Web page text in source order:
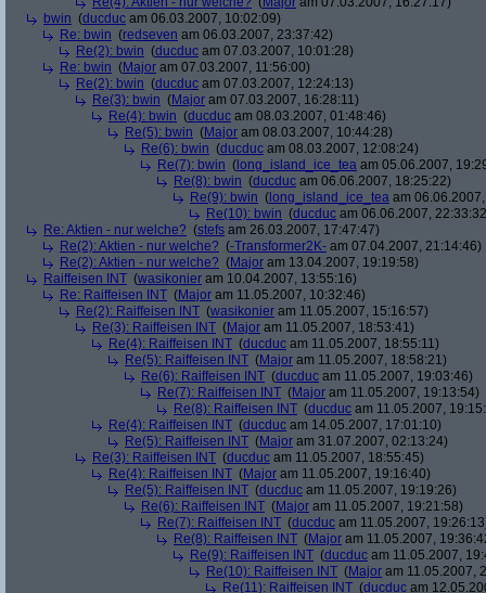
bwin (ducduc am 06.03.2007, 10:02:09)
Re: bwin (redseven am 06.03.2007, 23:37:42)
Re(2): bwin (ducduc am 07.03.2007, 10:01:28)
Re: bwin (Major am 07.03.2007, 11:56:00)
Re(2): bwin (ducduc am 07.03.2007, 12:24:13)
Re(3): bwin (Major am 07.03.2007, 16:28:11)
Re(4): bwin (ducduc am 08.03.2007, 01:48:46)
Re(5): bwin (Major am 08.03.2007, 10:44:28)
Re(6): bwin (ducduc am 08.03.2007, 12:08:24)
Re(7): bwin ( long_island_ice_tea am 05.06.2007,
Re(8): bwin (ducduc am 06.06.2007, 18:25:22)
Re(9): bwin ( long_island_ice_tea am
Re(10): bwin (ducduc am 06.06.2007,
Re: Aktien - nur welche? (stefs am 26.03.2007, 17:47:47)
Re(2): Aktien - nur welche? (-Transformer2K- am 07.04.2007, 21:14:46)
Re(2): Aktien - nur welche? (Major am 13.04.2007, 19:19:58)
Raiffeisen INT (wasikonier am 10.04.2007, 13:55:16)
Re: Raiffeisen INT (Major am 11.05.2007, 10:32:46)
Re(2): Raiffeisen INT (wasikonier am 11.05.2007, 15:16:57)
Re(3): Raiffeisen INT (Major am 11.05.2007, 18:53:41)
Re(4): Raiffeisen INT (ducduc am 11.05.2007, 18:55:11)
Re(5): Raiffeisen INT (Major am 11.05.2007, 18:58:21)
Re(6): Raiffeisen INT (ducduc am 11.05.2007, 19:03:46)
Re(7): Raiffeisen INT (Major am 11.05.2007, 19:13:54)
Re(8): Raiffeisen INT (ducduc am 11.05.2007,
Re(4): Raiffeisen INT (ducduc am 14.05.2007, 17:01:10)
Re(5): Raiffeisen INT (Major am 31.07.2007, 02:13:24)
Re(3): Raiffeisen INT (ducduc am 11.05.2007, 18:55:45)
Re(4): Raiffeisen INT (Major am 11.05.2007, 19:16:40)
Re(5): Raiffeisen INT (ducduc am 11.05.2007, 19:19:26)
Re(6): Raiffeisen INT (Major am 11.05.2007, 19:21:58)
Re(7): Raiffeisen INT (ducduc am 11.05.2007,
Re(8): Raiffeisen INT (Major am 11.05.2007,
Re(9): Raiffeisen INT (ducduc am 11.05.2007,
Re(10): Raiffeisen INT (Major am 11.05.2007,
Re(11): Raiffeisen INT (ducduc am